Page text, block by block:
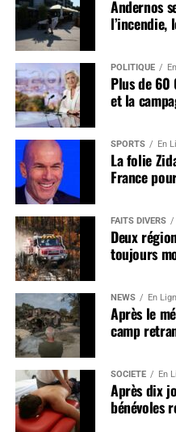
Andernos
l’incendie,
POLITIQUE
Plus de 60
et la
SPORTS En
La folie
France
FAITS DIVERS
Deux
toujours
NEWS En
Après le
camp
SOCIÉTÉ En
Après dix
bénévoles